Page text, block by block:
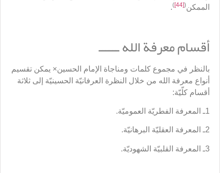
الممكن(
[44]
)
.
أقسام معرفة الله ــــــ
بالنظر في مجموع كلمات ومناجاة الإمام الحسين× يمكن تقسيم
أنواع معرفة الله من خلال النظرة العرفانيّة الحسينيّة إلى ثلاثة
أقسام كلّيّة:
1ـ المعرفة الفطريّة العموميّة.
2ـ المعرفة العقليّة البرهانيّة.
3ـ المعرفة القلبيّة الشهوديّة.